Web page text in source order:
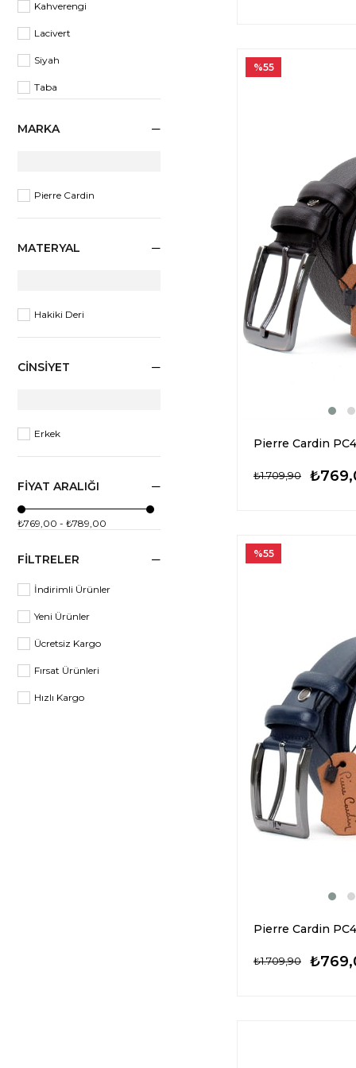
130 Cm
135 Cm
140 Cm
Kahverengi
Lacivert
Siyah
Taba
MARKA
Pierre Cardin
MATERYAL
Hakiki Deri
CINSIYET
Erkek
FIYAT ARALIĞI
₺769,00 - ₺789,00
FILTRELER
İndirimli Ürünler
Yeni Ürünler
Ücretsiz Kargo
Fırsat Ürünleri
Hızlı Kargo
₺1.709,90
%55
₺1.709,90
%55